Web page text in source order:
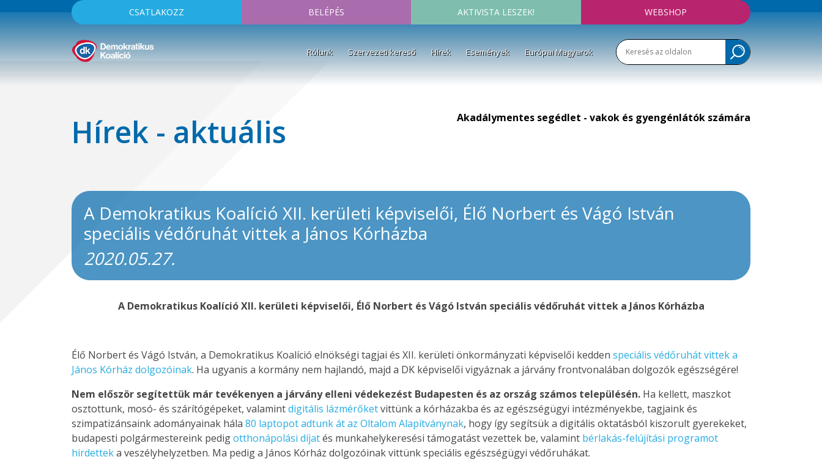
CSATLAKOZZ BELÉPÉS AKTIVISTA LESZEK! WEBSHOP
Rólunk Szervezeti kereső Hírek Események Európai Magyarok
Hírek - aktuális Akadálymentes segédlet - vakok és gyengénlátók számára
A Demokratikus Koalíció XII. kerületi képviselői, Élő Norbert és Vágó István
speciális védőruhát vittek a János Kórházba
2020.05.27.
A Demokratikus Koalíció XII. kerületi képviselői, Élő Norbert és Vágó István speciális védőruhát vittek a János Kórházba
Élő Norbert és Vágó István, a Demokratikus Koalíció elnökségi tagjai és XII. kerületi önkormányzati képviselői kedden speciális védőruhát vittek a
János Kórház dolgozóinak. Ha ugyanis a kormány nem hajlandó, majd a DK képviselői vigyáznak a járvány frontvonalában dolgozók egészségére!
Nem először segítettük már tevékenyen a járvány elleni védekezést Budapesten és az ország számos településén. Ha kellett, maszkot
osztottunk, mosó- és szárítógépeket, valamintdigitális lázmérőketvittünk a kórházakba és az egészségügyi intézményekbe, tagjaink és
szimpatizánsaink adományainak hála 80 laptopot adtunk át az Oltalom Alapítványnak, hogy így segítsük a digitális oktatásból kiszorult gyerekeket,
budapesti polgármestereink pedigotthonápolási díjatés munkahelykeresési támogatást vezettek be, valamint bérlakás-felújítási programot
hirdetteka veszélyhelyzetben. Ma pedig a János Kórház dolgozóinak vittünk speciális egészségügyi védőruhákat.